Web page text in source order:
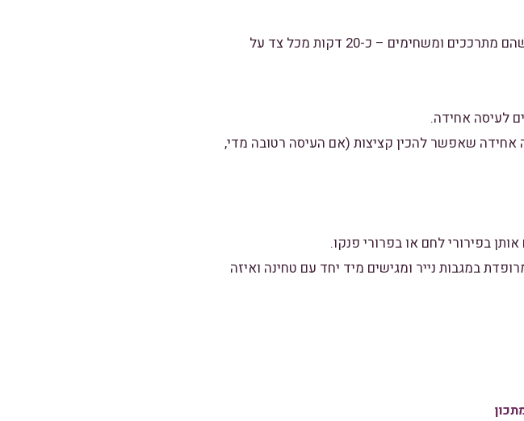
1. דוקרים את החצילים במזלג בכמה מקומות וקולים אותם עד שהם מתרככים ומשחימים – כ-20 דקות מכל צד על
אחידה שאפשר להכין קציצות (אם העיסה רטובה מדי,
מרופדת במגבות נייר ומגישים מיד יחד עם טחינה ואיזה